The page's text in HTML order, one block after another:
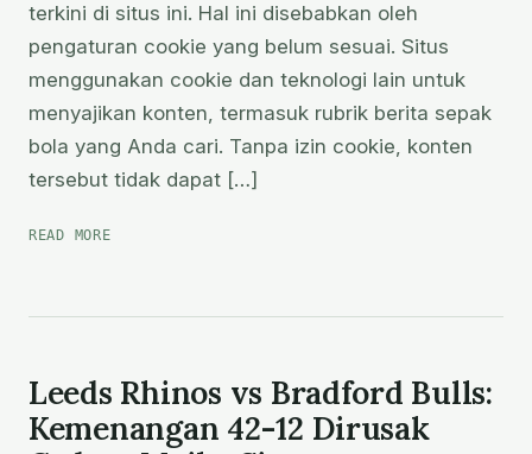
terkini di situs ini. Hal ini disebabkan oleh
pengaturan cookie yang belum sesuai. Situs
menggunakan cookie dan teknologi lain untuk
menyajikan konten, termasuk rubrik berita sepak
bola yang Anda cari. Tanpa izin cookie, konten
tersebut tidak dapat […]
READ MOREBERITA
KONTEN
DAN
ATUR
Leeds Rhinos vs Bradford Bulls:
Kemenangan 42-12 Dirusak